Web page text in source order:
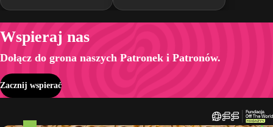
Wspieraj nas
Dołącz do grona naszych Patronek i Patronów.
Zacznij wspierać